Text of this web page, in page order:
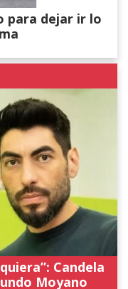
para dejar ir lo
Candela
Moyano